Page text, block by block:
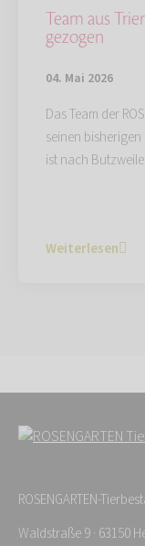
Team aus
gezogen
04. Mai 2026
Das Team der
seinen
ist nach
Weiterlesen
ROSENGARTEN-
Waldstraße 9 · 63150